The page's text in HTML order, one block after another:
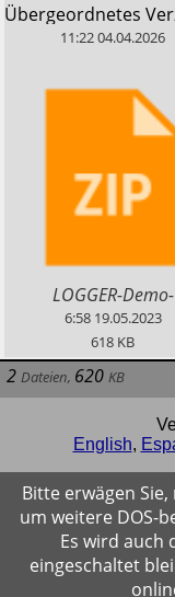
11:2204.04.2026
​LOGGER-Demo-
Bootdisketten-
FreeDOS LiveCD
6:58 19.05.2023
618 KB
2 Dateien, 620 KB
English,
Bitte erwägen
um weitere DOS-
Es wird auch
eingeschaltet